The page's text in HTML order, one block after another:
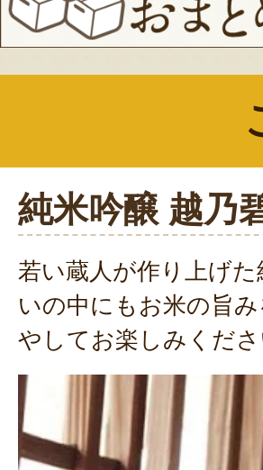
純米吟醸 越乃
若い蔵人が作り上げ
いの中にもお米の旨
やしてお楽しみくださ